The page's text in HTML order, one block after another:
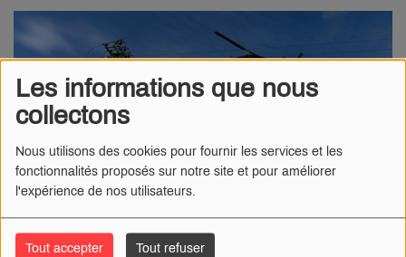
Les informations que nous
collectons
Nous utilisons des cookies pour fournir les services et les
fonctionnalités proposés sur notre site et pour améliorer
l'expérience de nos utilisateurs.
Tout accepter Tout refuser